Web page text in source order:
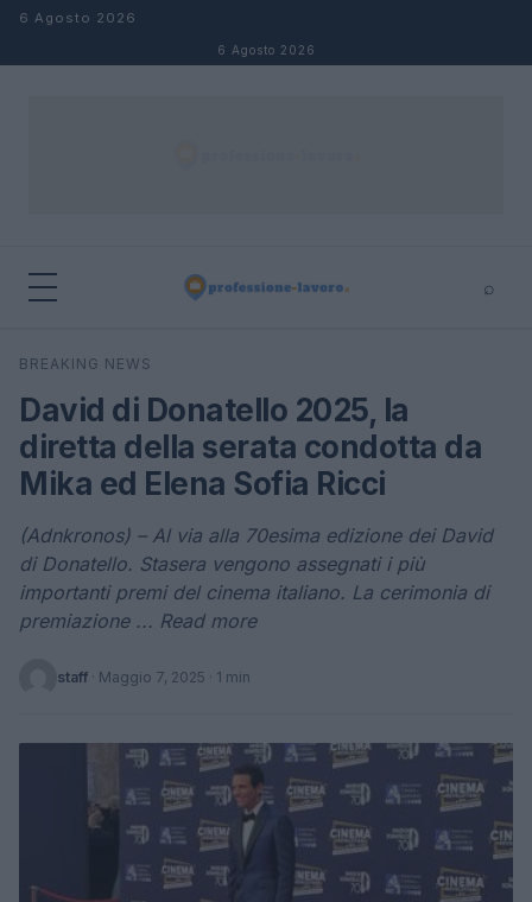
Salta al contenuto
6 Agosto 2026
6 Agosto 2026
⌕
Cerca
BREAKING NEWS
David di Donatello 2025, la
diretta della serata condotta da
Mika ed Elena Sofia Ricci
(Adnkronos) – Al via alla 70esima edizione dei David
di Donatello. Stasera vengono assegnati i più
importanti premi del cinema italiano. La cerimonia di
premiazione ... Read more
staff · Maggio 7, 2025 · 1 min